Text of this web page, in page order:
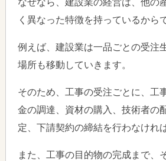
なぜなら、建設業の経営は、他の
く異なった特徴を持っているから
例えば、建設業は一品ごとの受注
場所も移動していきます。
そのため、工事の受注ごとに、工
金の調達、資材の購入、技術者の
定、下請契約の締結を行わなけれ
また、工事の目的物の完成まで、